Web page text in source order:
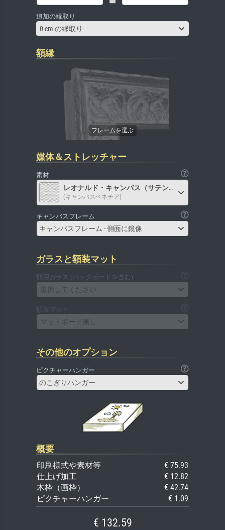
追加の縁取り
0 cm の縁取り
額縁
媒体＆ストレッチャー
素材
レオナルド・キャンバス（サテン）
(キャンバスベネチア)
キャンバスフレーム
キャンバスフレーム - 側面に鏡像
ガラスと額装マット
額用ガラス (バックボードを含む)
選択してください
額装マット
マットボード無し
その他のオプション
ピクチャーハンガー
のこぎりハンガー
概要
印刷様式や素材等
€ 75.93
仕上げ加工
€ 12.82
木枠（画枠）
€ 42.74
ピクチャーハンガー
€ 1.09
€ 132.59